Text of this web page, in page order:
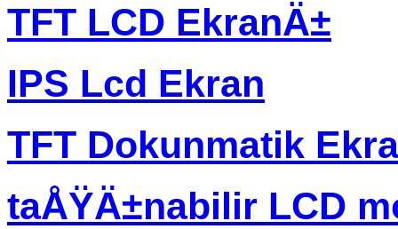
TFT LCD EkranÄ±
IPS Lcd Ekran
TFT Dokunmatik
taÅŸÄ±nabilir LCD